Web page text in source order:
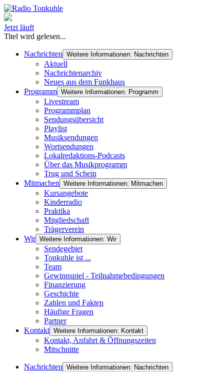
Jetzt läuft
Titel wird gelesen...
Nachrichten Weitere Informationen: Nachrichten
Aktuell
Nachrichtenarchiv
Neues aus dem Funkhaus
Programm Weitere Informationen: Programm
Livestream
Programmplan
Sendungsübersicht
Playlist
Musiksendungen
Wortsendungen
Lokalredaktions-Podcasts
Über das Musikprogramm
Trug und Schein
Mitmachen Weitere Informationen: Mitmachen
Kursangebote
Kinderradio
Praktika
Mitgliedschaft
Trägerverein
Wir Weitere Informationen: Wir
Sendegebiet
Tonkuhle ist ...
Team
Gewinnspiel - Teilnahmebedingungen
Finanzierung
Geschichte
Zahlen und Fakten
Häufige Fragen
Partner
Kontakt Weitere Informationen: Kontakt
Kontakt, Anfahrt & Öffnungszeiten
Mitschnitte
Nachrichten Weitere Informationen: Nachrichten